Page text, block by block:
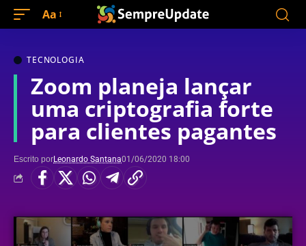
Aa
TECNOLOGIA
Zoom planeja lançar
uma criptografia forte
para clientes pagantes
Escrito porLeonardo Santana01/06/2020 18:00